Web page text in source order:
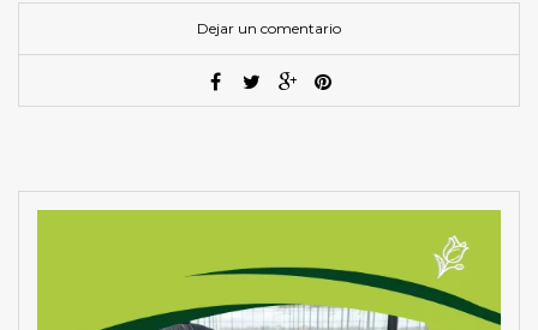
Dejar un comentario